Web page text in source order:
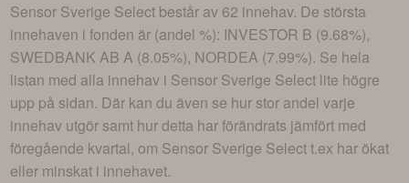
Sensor Sverige Select består av 62 innehav. De största
innehaven i fonden är (andel %): INVESTOR B (9.68%),
SWEDBANK AB A (8.05%), NORDEA (7.99%). Se hela
listan med alla innehav i Sensor Sverige Select lite högre
upp på sidan. Där kan du även se hur stor andel varje
innehav utgör samt hur detta har förändrats jämfört med
föregående kvartal, om Sensor Sverige Selectt.ex har ökat
eller minskat i innehavet.